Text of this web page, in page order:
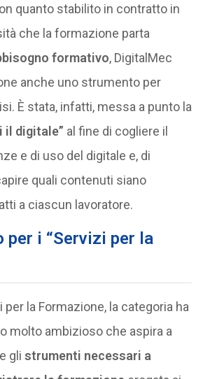
quanto stabilito in contratto in
che la formazione parta
formativo, DigitalMec
anche uno strumento per
È stata, infatti, messa a punto la
il digitale” al fine di cogliere il
e di uso del digitale e, di
quali contenuti siano
a ciascun lavoratore.
per i “Servizi per la
per la Formazione, la categoria ha
molto ambizioso che aspira a
gli strumenti necessari a